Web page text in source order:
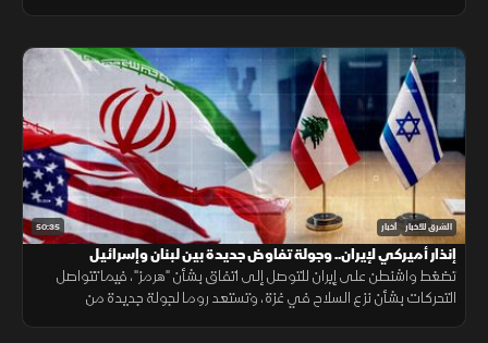
50:35 الشرق للأخبار أخبار
إنذار أميركي لإيران.. وجولة تفاوض جديدة بين لبنان وإسرائيل
تضغط واشنطن على إيران للتوصل إلى اتفاق بشأن "هرمز"، فيما تتواصل
التحركات بشأن نزع السلاح في غزة، وتستعد روما لجولة جديدة من